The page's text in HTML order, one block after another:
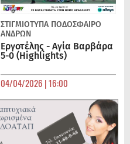
ΣΤΙΓΜΙΟΤΥΠΑ ΠΟΔΌΣΦΑΙΡΟ
ΑΝΔΡΏΝ
Εργοτέλης - Αγία Βαρβάρα
5-0 (Highlights)
04/04/2026 | 16:00